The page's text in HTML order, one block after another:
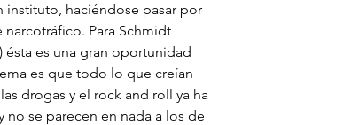
instituto, haciéndose pasar por
Para Schmidt
ésta es una gran oportunidad
es que todo lo que creían
drogas y el rock and roll ya ha
no se parecen en nada a los de